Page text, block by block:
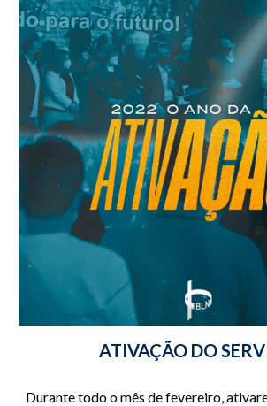
ATIVAÇÃO DO
Durante todo o mês de fevereiro,